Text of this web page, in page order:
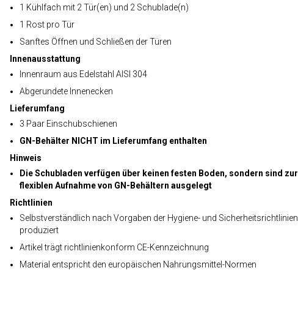
1 Kühlfach mit 2 Tür(en) und 2 Schublade(n)
1 Rost pro Tür
Sanftes Öffnen und Schließen der Türen
Innenausstattung
Innenraum aus Edelstahl AISI 304
Abgerundete Innenecken
Lieferumfang
3 Paar Einschubschienen
GN-Behälter NICHT im Lieferumfang enthalten
Hinweis
Die Schubladen verfügen über keinen festen Boden, sondern sind zur
flexiblen Aufnahme von GN-Behältern ausgelegt
Richtlinien
Selbstverständlich nach Vorgaben der Hygiene- und Sicherheitsrichtlinien
produziert
Artikel trägt richtlinienkonform CE-Kennzeichnung
Material entspricht den europäischen Nahrungsmittel-Normen